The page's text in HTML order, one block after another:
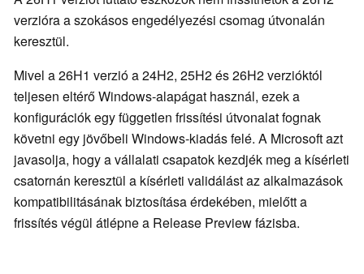
verzióra a szokásos engedélyezési csomag útvonalán
keresztül.
Mivel a 26H1 verzió a 24H2, 25H2 és 26H2 verzióktól
teljesen eltérő Windows-alapágat használ, ezek a
konfigurációk egy független frissítési útvonalat fognak
követni egy jövőbeli Windows-kiadás felé. A Microsoft azt
javasolja, hogy a vállalati csapatok kezdjék meg a kísérleti
csatornán keresztül a kísérleti validálást az alkalmazások
kompatibilitásának biztosítása érdekében, mielőtt a
frissítés végül átlépne a Release Preview fázisba.